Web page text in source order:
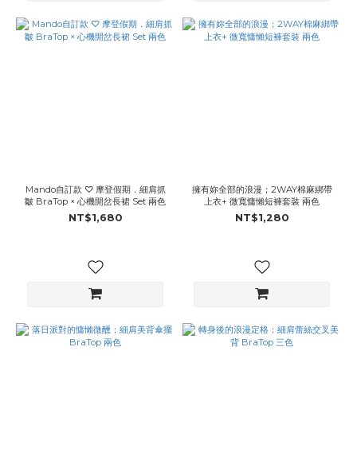
Mando自訂款 ♡ 摩登假期．細肩抓
皺 BraTop × 心機開岔長裙 Set 兩色
NT$1,680
擁有妳全部的浪漫；2WAY棉麻綁帶
上衣+ 微寬慵懶短褲套裝 兩色
NT$1,280